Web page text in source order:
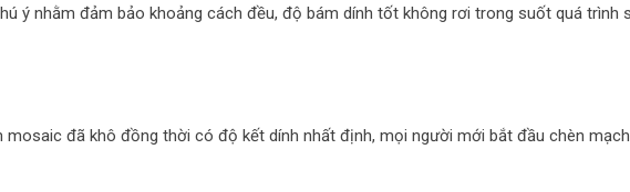
ý nhằm đảm bảo khoảng cách đều, độ bám dính tốt không rơi trong suốt quá trình
mosaic đã khô đồng thời có độ kết dính nhất định, mọi người mới bắt đầu chèn mạch